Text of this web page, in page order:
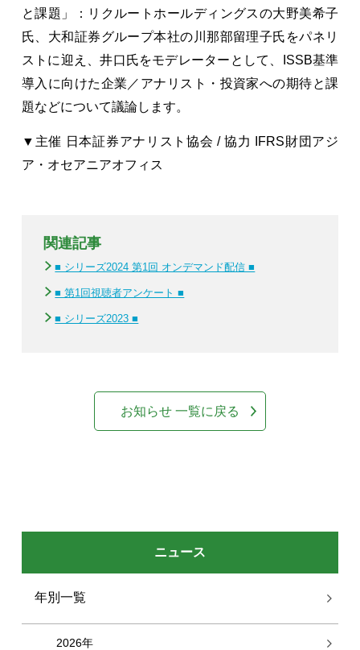
ニュース
年別一覧
2026年
と課題」：リクルートホールディングスの大野美希子
氏、大和証券グループ本社の川那部留理子氏をパネリ
ストに迎え、井口氏をモデレーターとして、ISSB基準
導入に向けた企業／アナリスト・投資家への期待と課
題などについて議論します。
▼主催 日本証券アナリスト協会 / 協力 IFRS財団アジ
ア・オセアニアオフィス
関連記事
■ シリーズ2024 第1回 オンデマンド配信 ■
■ 第1回視聴者アンケート ■
■ シリーズ2023 ■
お知らせ 一覧に戻る